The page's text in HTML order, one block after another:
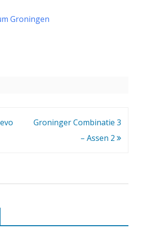
Groningen
Groninger Combinatie 3
– Assen 2